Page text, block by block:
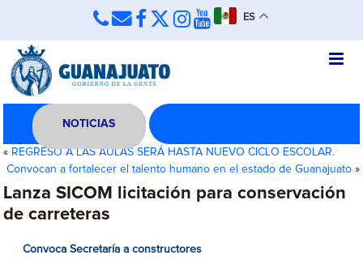
ES
NOTICIAS
« REGRESO A LAS AULAS SERÁ HASTA NUEVO CICLO ESCOLAR.
Convocan a fortalecer el talento humano en el estado de Guanajuato»
Lanza SICOM licitación para conservación
de carreteras
Convoca Secretaría a constructores